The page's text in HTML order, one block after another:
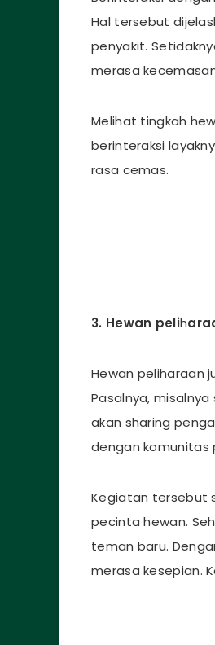
Hal tersebut
penyakit.
merasa
Melihat tingkah
berinteraksi
rasa cemas.
3. Hewan pelih
Hewan peliharaan
Pasalnya,
akan sharing
dengan komunitas
Kegiatan tersebut
pecinta hewan.
teman baru.
merasa kesepian.